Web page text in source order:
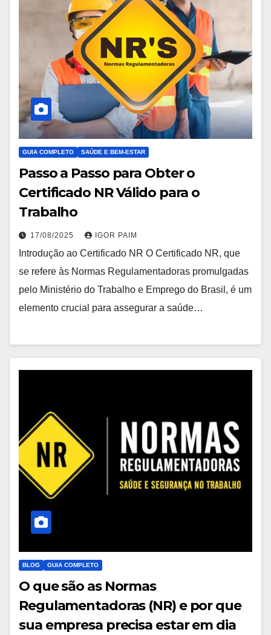
GUIA COMPLETO SAÚDE E BEM-ESTAR
Passo a Passo para Obter o
Certificado NR Válido para o
Trabalho
17/08/2025 IGOR PAIM
Introdução ao Certificado NR O Certificado NR, que
se refere às Normas Regulamentadoras promulgadas
pelo Ministério do Trabalho e Emprego do Brasil, é um
elemento crucial para assegurar a saúde…
BLOG GUIA COMPLETO
O que são as Normas
Regulamentadoras (NR) e por que
sua empresa precisa estar em dia